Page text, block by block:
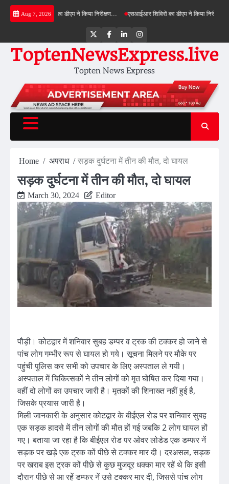
Skip
Aug 7, 2026
बाईपास का डीएम ने किया निरीक्षण… एसआईआर शिविरों का डीएम ने किया निरीक्षण,
TwitterFacebookLinkedInInstagram
ToptenNewsExpress.live
Topten News Express
Home अपराध सड़क दुर्घटना में तीन की मौत, दो घायल
सड़क दुर्घटना में तीन की मौत, दो घायल
March 30, 2024 Editor
पौड़ी। कोटद्वार में शनिवार सुबह डम्पर व ट्रक की टक्कर हो जाने से
पांच लोग गम्भीर रूप से घायल हो गये। सूचना मिलने पर मौके पर
पहुंची पुलिस कर सभी को उपचार के लिए अस्पताल ले गयी।
अस्पताल में चिकित्सकों ने तीन लोगों को मृत घोषित कर दिया गया।
वहीं दो लोगों का उपचार जारी है। मृतकों की शिनाख्त नहीं हुई है,
जिसके प्रयास जारी है।
मिली जानकारी के अनुसार कोटद्वार के बीईएल रोड पर शनिवार सुबह
एक सड़क हादसे में तीन लोगों की मौत हों गई जबकि 2 लोग घायल हों
गए। बताया जा रहा है कि बीईएल रोड पर ओवर लोडेड एक डम्फर नें
सड़क पर खड़े एक ट्रक कों पीछे से टक्कर मार दी। दरअसल, सड़क
पर खराब इस ट्रक कों पीछे से कुछ मुजदूर धक्का मार रहें थे कि इसी
दौरान पीछे से आ रहें डम्फर नें उसे टक्कर मार दी, जिससे पांच लोग